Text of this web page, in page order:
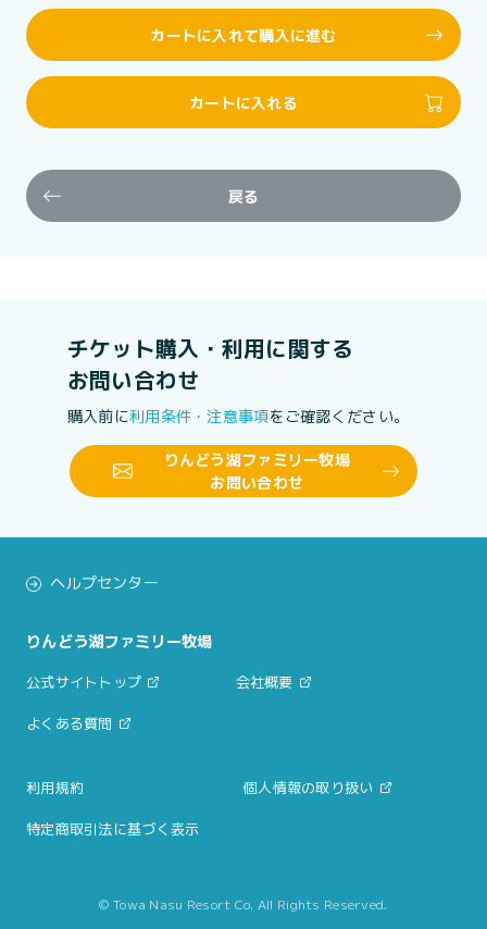
カートに入れて購入に進む
カートに入れる
戻る
チケット購入・利用に関する
お問い合わせ
購入前に利用条件・注意事項をご確認ください。
りんどう湖ファミリー牧場
お問い合わせ
ヘルプセンター
りんどう湖ファミリー牧場
公式サイトトップ 会社概要
よくある質問
利用規約 個人情報の取り扱い
特定商取引法に基づく表示
© Towa Nasu Resort Co. All Rights Reserved.